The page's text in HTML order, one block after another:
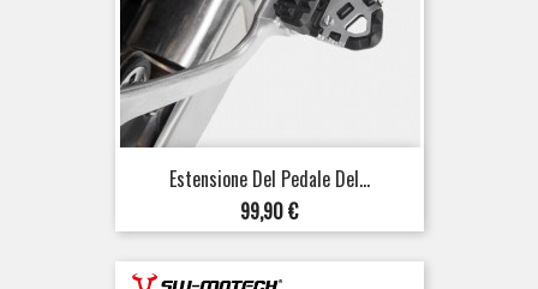
Estensione Del Pedale Del...
Prezzo
99,90 €